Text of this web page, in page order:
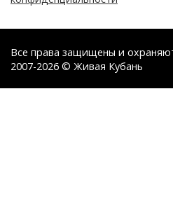
Все права защищены и
2007-2026 © Живая Кубань